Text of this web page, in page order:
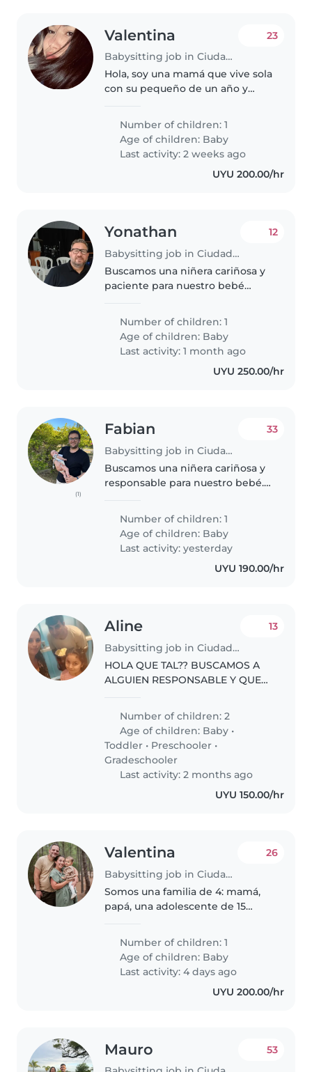
Valentina
Babysitting job in Ciudad de la Costa
23
Hola, soy una mamá que vive sola
con su pequeño de un año y
costa y estoy buscando una
niñera que pueda estar con mi
bebé mientras yo voy al
Number of children: 1
Age of children: Baby
Last activity: 2 weeks ago
UYU 200.00/hr
Yonathan
Babysitting job in Ciudad de la Costa
12
Buscamos una niñera cariñosa y
paciente para nuestro bebé
cómodo en un hogar de
ambiente tranquilo, con ratios de
juego tranquilo y arrullo.
Number of children: 1
Age of children: Baby
Last activity: 1 month ago
UYU 250.00/hr
(1)
Fabian
Babysitting job in Ciudad de la Costa
33
Buscamos una niñera cariñosa y
responsable para nuestro bebé.
amigable, energético y curioso,
por lo que necesitamos a alguien
que disfrute interactuando con..
Number of children: 1
Age of children: Baby
Last activity: yesterday
UYU 190.00/hr
Aline
Babysitting job in Ciudad de la Costa
13
HOLA QUE TAL?? BUSCAMOS A
ALGUIEN RESPONSABLE Y QUE
HIJA TIENE 6 AÑOS LE ENCANTA
JUGAR!! ES SOLO ESTRA CON
ELLA MAS INCLUYE ALMUERZO Y
MERIENDA SI SURGEN..
Number of children: 2
Age of children: Baby •
Toddler • Preschooler •
Gradeschooler
Last activity: 2 months ago
UYU 150.00/hr
Valentina
Babysitting job in Ciudad de la Costa
26
Somos una familia de 4: mamá,
papá, una adolescente de 15
curiosa, activa y en plena
exploración del mundo. Mamá
está en..
Number of children: 1
Age of children: Baby
Last activity: 4 days ago
UYU 200.00/hr
Mauro 53